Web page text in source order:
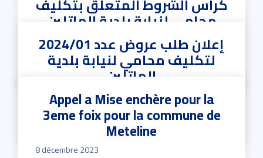
محامي لنيابة بلدية الماتلين
14 mars 2024
الإطلاع على المزيد
إعلان طلب عروض عدد 2024/01
لتكليف محامي لنيابة بلدية
الماتلين
14 mars 2024
الإطلاع على المزيد
Appel a Mise enchère pour la
3eme foix pour la commune de
Meteline
8 décembre 2023